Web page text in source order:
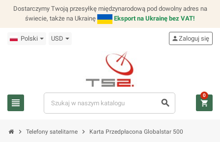
Dostarczymy Twoją przesyłkę międzynarodową pod dowolny adres na
świecie, także na Ukrainę
Eksport na Ukrainę bez VAT!
Polski USD
view_headline search
personZaloguj się
shopping_cart
0
chevron_right Telefony satelitarne chevron_right Karta Przedpłacona Globalstar 500